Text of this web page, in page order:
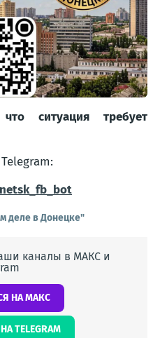
ситуация требует
деле в Донецке"
каналы в МАКС и
НА МАКС
TELEGRAM